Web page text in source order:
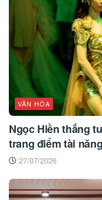
VĂN HÓA
Ngọc Hiền thắng
trang điểm tài
27/07/2026